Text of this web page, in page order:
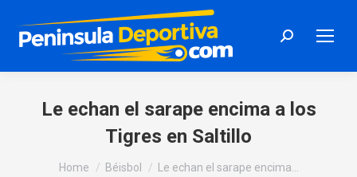
Search:
Le echan el sarape encima a los
Tigres en Saltillo
You are here:
Home Béisbol Le echan el sarape encima…